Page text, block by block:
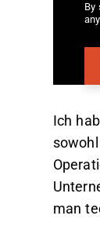
By
Ich
man